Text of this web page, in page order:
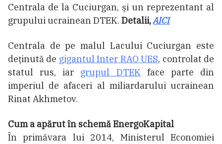
Centrala de la Cuciurgan, şi un reprezentant al
grupului ucrainean DTEK. Detalii,AICI
Centrala de pe malul Lacului Cuciurgan este
deținută de gigantul Inter RAO UES, controlat de
statul rus, iar grupul DTEK face parte din
imperiul de afaceri al miliardarului ucrainean
Rinat Akhmetov.
Cum a apărut în schemă EnergoKapital
În primăvara lui 2014, Ministerul Economiei